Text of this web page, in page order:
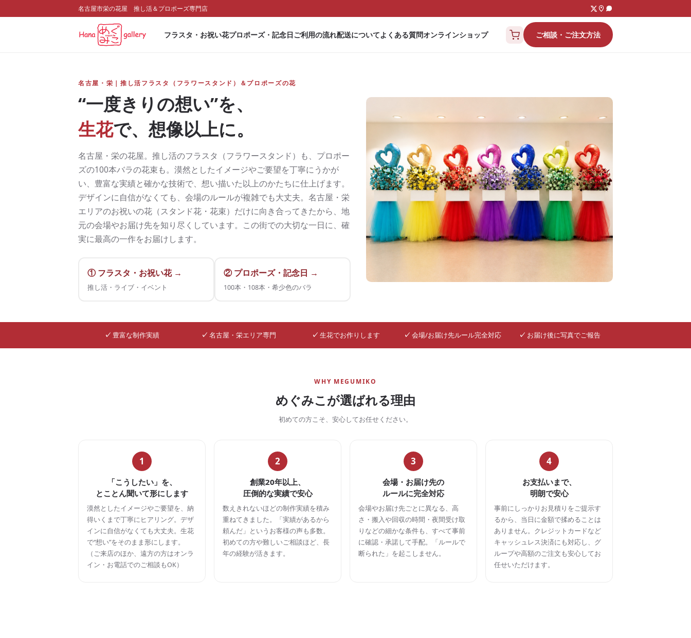
名古屋市栄の花屋 推し活＆プロポーズ専門店
フラスタ・お祝い花プロポーズ・記念日ご利用の流れ配送についてよくある質問オンラインショップ ご相談・ご注文方法
名古屋・栄｜推し活フラスタ（フラワースタンド）＆プロポーズの花
“一度きりの想い”を、
生花で、想像以上に。
名古屋・栄の花屋。推し活のフラスタ（フラワースタンド）も、プロポー
ズの100本バラの花束も。漠然としたイメージやご要望を丁寧にうかが
い、豊富な実績と確かな技術で、想い描いた以上のかたちに仕上げます。
デザインに自信がなくても、会場のルールが複雑でも大丈夫。名古屋・栄
エリアのお祝いの花（スタンド花・花束）だけに向き合ってきたから、地
元の会場やお届け先を知り尽くしています。この街での大切な一日に、確
実に最高の一作をお届けします。
① フラスタ・お祝い花 →
推し活・ライブ・イベント
② プロポーズ・記念日 →
100本・108本・希少色のバラ
✓ 豊富な制作実績 ✓ 名古屋・栄エリア専門 ✓ 生花でお作りします ✓ 会場/お届け先ルール完全対応 ✓ お届け後に写真でご報告
WHY MEGUMIKO
めぐみこが選ばれる理由
初めての方こそ、安心してお任せください。
1
「こうしたい」を、
とことん聞いて形にします
漠然としたイメージやご要望を、納
得いくまで丁寧にヒアリング。デザ
インに自信がなくても大丈夫。生花
で“想い”をそのまま形にします。
（ご来店のほか、遠方の方はオンラ
イン・お電話でのご相談もOK）
2
創業20年以上、
圧倒的な実績で安心
数えきれないほどの制作実績を積み
重ねてきました。「実績があるから
頼んだ」というお客様の声も多数。
初めての方や難しいご相談ほど、長
年の経験が活きます。
3
会場・お届け先の
ルールに完全対応
会場やお届け先ごとに異なる、高
さ・搬入や回収の時間・夜間受け取
りなどの細かな条件も、すべて事前
に確認・承諾して手配。「ルールで
断られた」を起こしません。
4
お支払いまで、
明朗で安心
事前にしっかりお見積りをご提示す
るから、当日に金額で揉めることは
ありません。クレジットカードなど
キャッシュレス決済にも対応し、グ
ループや高額のご注文も安心してお
任せいただけます。